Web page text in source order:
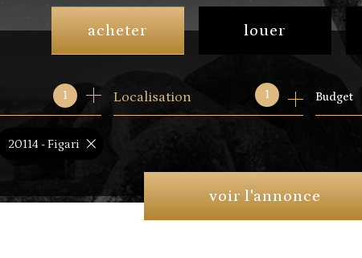
acheter
de l'ancien
du neuf
louer
en saisonnier
1 1
Localisation Budget
voir l'annonce
20114 - Figari